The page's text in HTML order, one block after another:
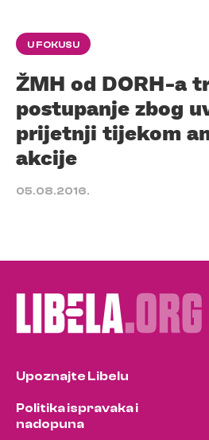
U FOKUSU
ŽMH od DORH-a
postupanje zbog
prijetnji tijekom
akcije
05.08.2016.
Upoznajte Libelu
Politika ispravaka i
nadopuna